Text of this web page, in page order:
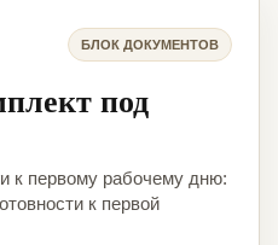
БЛОК ДОКУМЕНТОВ
под
к первому рабочему дню:
к первой